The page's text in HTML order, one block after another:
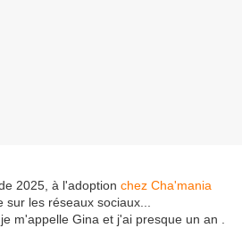
2025, à l'adoption chez Cha'mania
sur les réseaux sociaux...
je m'appelle Gina et j'ai presque un an .